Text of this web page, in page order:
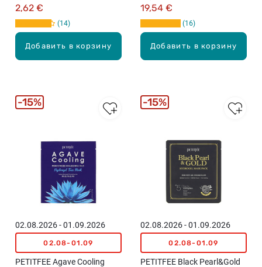
Добавить в корзину
2,62 €
14
Добавить в корзину
экстрактом агавы, 60шт.
19,54 €
16
02.08.2026 - 01.09.2026
02.08-01.09
PETITFEE Agave Cooling
15%
02.08.2026 - 01.09.2026
02.08-01.09
PETITFEE Black Pearl&Gold
15%